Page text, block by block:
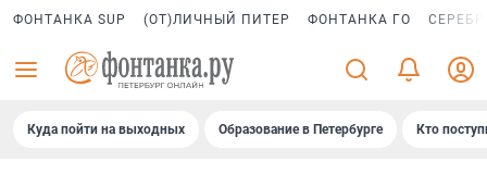
ФОНТАНКА SUP (ОТ)ЛИЧНЫЙ ПИТЕР ФОНТАНКА ГО
Куда пойти на выходных Образование в Петербурге Кто